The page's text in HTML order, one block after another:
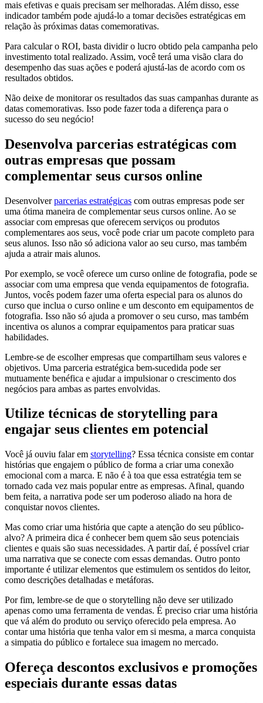
mais efetivas e quais precisam ser melhoradas. Além disso, esse
indicador também pode ajudá-lo a tomar decisões estratégicas em
relação às próximas datas comemorativas.
Para calcular o ROI, basta dividir o lucro obtido pela campanha pelo
investimento total realizado. Assim, você terá uma visão clara do
desempenho das suas ações e poderá ajustá-las de acordo com os
resultados obtidos.
Não deixe de monitorar os resultados das suas campanhas durante as
datas comemorativas. Isso pode fazer toda a diferença para o
sucesso do seu negócio!
Desenvolva parcerias estratégicas com
outras empresas que possam
complementar seus cursos online
Desenvolverparcerias estratégicas com outras empresas pode ser
uma ótima maneira de complementar seus cursos online. Ao se
associar com empresas que oferecem serviços ou produtos
complementares aos seus, você pode criar um pacote completo para
seus alunos. Isso não só adiciona valor ao seu curso, mas também
ajuda a atrair mais alunos.
Por exemplo, se você oferece um curso online de fotografia, pode se
associar com uma empresa que venda equipamentos de fotografia.
Juntos, vocês podem fazer uma oferta especial para os alunos do
curso que inclua o curso online e um desconto em equipamentos de
fotografia. Isso não só ajuda a promover o seu curso, mas também
incentiva os alunos a comprar equipamentos para praticar suas
habilidades.
Lembre-se de escolher empresas que compartilham seus valores e
objetivos. Uma parceria estratégica bem-sucedida pode ser
mutuamente benéfica e ajudar a impulsionar o crescimento dos
negócios para ambas as partes envolvidas.
Utilize técnicas de storytelling para
engajar seus clientes em potencial
Você já ouviu falar em storytelling? Essa técnica consiste em contar
histórias que engajem o público de forma a criar uma conexão
emocional com a marca. E não é à toa que essa estratégia tem se
tornado cada vez mais popular entre as empresas. Afinal, quando
bem feita, a narrativa pode ser um poderoso aliado na hora de
conquistar novos clientes.
Mas como criar uma história que capte a atenção do seu público-
alvo? A primeira dica é conhecer bem quem são seus potenciais
clientes e quais são suas necessidades. A partir daí, é possível criar
uma narrativa que se conecte com essas demandas. Outro ponto
importante é utilizar elementos que estimulem os sentidos do leitor,
como descrições detalhadas e metáforas.
Por fim, lembre-se de que o storytelling não deve ser utilizado
apenas como uma ferramenta de vendas. É preciso criar uma história
que vá além do produto ou serviço oferecido pela empresa. Ao
contar uma história que tenha valor em si mesma, a marca conquista
a simpatia do público e fortalece sua imagem no mercado.
Ofereça descontos exclusivos e promoções
especiais durante essas datas